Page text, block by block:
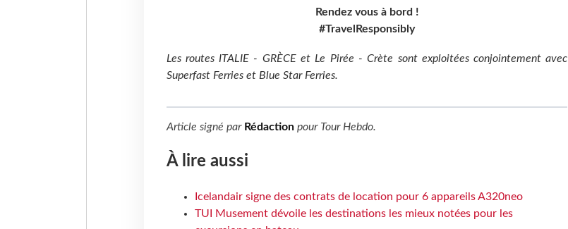
Rendez vous à bord !
#TravelResponsibly
Les routes ITALIE - GRÈCE et Le Pirée - Crète sont exploitées conjointement avec
Superfast Ferries et Blue Star Ferries.
Article signé par Rédactionpour Tour Hebdo.
À lire aussi
Icelandair signe des contrats de location pour 6 appareils A320neo
TUI Musement dévoile les destinations les mieux notées pour les